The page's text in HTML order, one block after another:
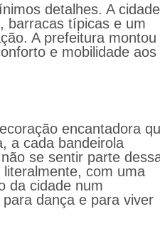
detalhes. A cidade
barracas típicas e um
A prefeitura montou
e mobilidade aos
encantadora
a cada bandeirola
se sentir parte
com uma
da cidade num
dança e para viver